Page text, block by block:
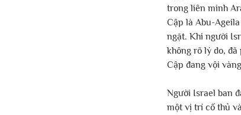
trong liên minh
Cập là Abu-
ngặt. Khi người
không rõ lý do,
Cập đang vội
Người Israel ban
một vị trí cố thủ